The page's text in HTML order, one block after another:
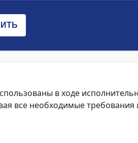
в ходе
все необходимые